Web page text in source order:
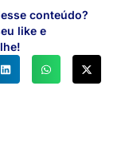
conteúdo?
like e